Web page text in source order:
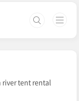
river tent rental